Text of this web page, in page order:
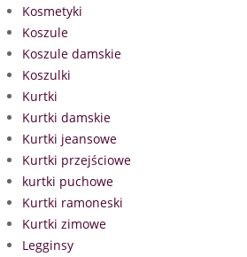
Kosmetyki
Koszule
Koszule damskie
Koszulki
Kurtki
Kurtki damskie
Kurtki jeansowe
Kurtki przejściowe
kurtki puchowe
Kurtki ramoneski
Kurtki zimowe
Legginsy